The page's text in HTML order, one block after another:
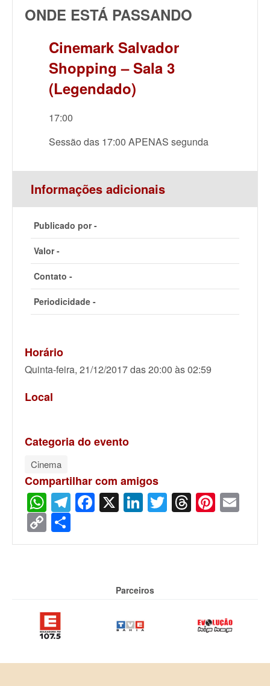
ONDE ESTÁ PASSANDO
Cinemark Salvador
Shopping – Sala 3
(Legendado)
17:00
Sessão das 17:00 APENAS segunda
Informações adicionais
Publicado por -
Valor -
Contato -
Periodicidade -
Horário
Quinta-feira, 21/12/2017 das 20:00 às 02:59
Local
Categoria do evento
Cinema
Compartilhar com amigos
WhatsApp
Telegram
Facebook
X LinkedIn
Twitter
Threads
Copy
Link
Parceiros